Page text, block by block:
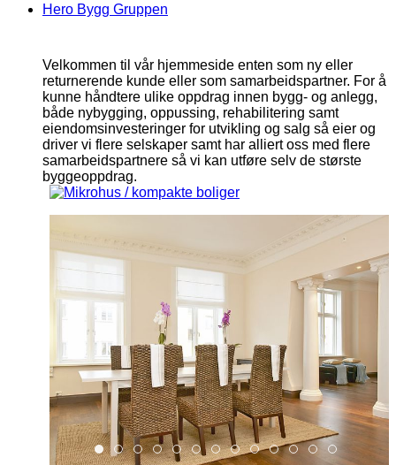
Hero Bygg Gruppen
Velkommen til vår hjemmeside enten som ny eller
returnerende kunde eller som samarbeidspartner. For å
kunne håndtere ulike oppdrag innen bygg- og anlegg,
både nybygging, oppussing, rehabilitering samt
eiendomsinvesteringer for utvikling og salg så eier og
driver vi flere selskaper samt har alliert oss med flere
samarbeidspartnere så vi kan utføre selv de største
byggeoppdrag.
Bjorfarmannsgate7spisestueny
Bjornfarmannsagte7badnytt
Gronnegata11badny
Gronnegata11kjokkenny
Gronnegata11stueny
Holmboesgate1kjokkenny
Holmboesgate1stueny